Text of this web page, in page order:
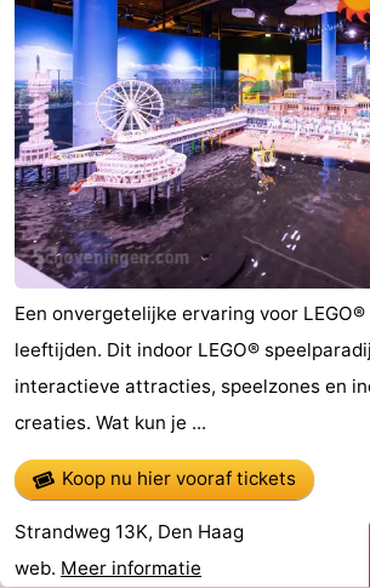
Vakantiehuizen
-
Duinrell
-
Kijkduin
Last
minutes
Strand
Zien
doen
Bezienswaardigheden
-
Musea
-
Monumenten
-
Een onvergetelijke ervaring voor
leeftijden. Dit indoor LEGO®
interactieve attracties, speelzones en
creaties. Wat kun je ...
Koop nu hier vooraf tickets
Strandweg 13K, Den Haag
web. Meer informatie